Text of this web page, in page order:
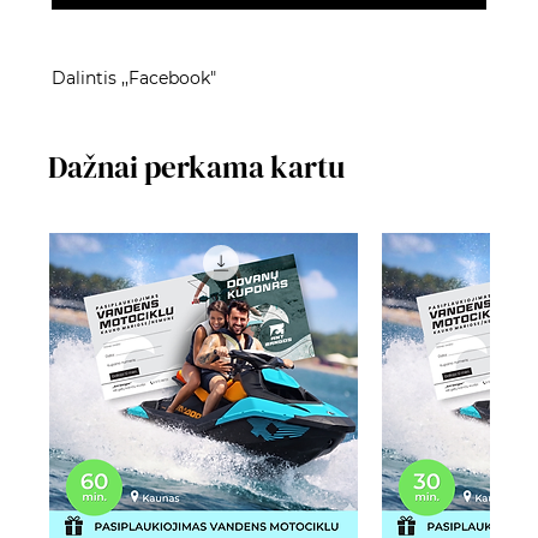
Dalintis ,,Facebook"
Dažnai perkama kartu